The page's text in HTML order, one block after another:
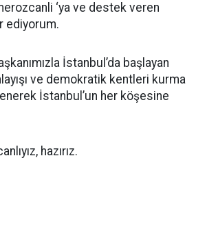
‘ya ve destek veren
ediyorum.
İstanbul’da başlayan
ve demokratik kentleri kurma
İstanbul’un her köşesine
hazırız.